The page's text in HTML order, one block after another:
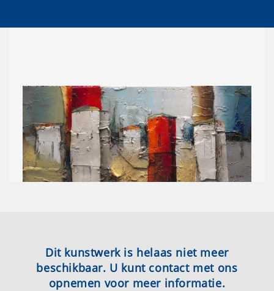
Dit kunstwerk is helaas niet meer
beschikbaar. U kunt contact met ons
opnemen voor meer informatie.